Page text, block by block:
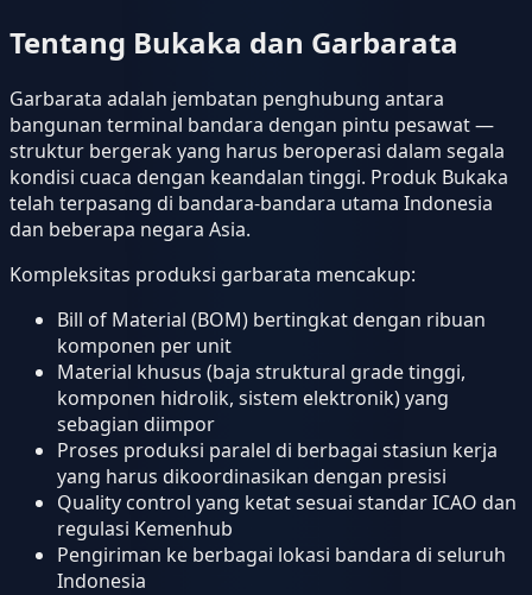
Tentang Bukaka dan Garbarata
Garbarata adalah jembatan penghubung antara
bangunan terminal bandara dengan pintu pesawat —
struktur bergerak yang harus beroperasi dalam segala
kondisi cuaca dengan keandalan tinggi. Produk Bukaka
telah terpasang di bandara-bandara utama Indonesia
dan beberapa negara Asia.
Kompleksitas produksi garbarata mencakup:
Bill of Material (BOM) bertingkat dengan ribuan
komponen per unit
Material khusus (baja struktural grade tinggi,
komponen hidrolik, sistem elektronik) yang
sebagian diimpor
Proses produksi paralel di berbagai stasiun kerja
yang harus dikoordinasikan dengan presisi
Quality control yang ketat sesuai standar ICAO dan
regulasi Kemenhub
Pengiriman ke berbagai lokasi bandara di seluruh
Indonesia